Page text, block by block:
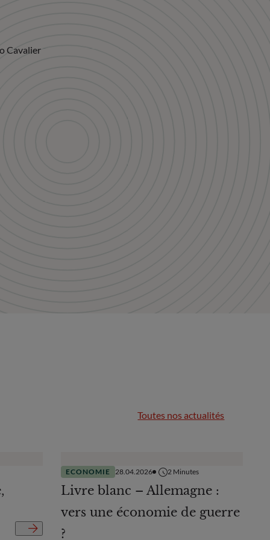
Toutes nos actualités
ECONOMIE 28.04.2026 2 Minutes
Livre blanc – Allemagne :
vers une économie de guerre
?